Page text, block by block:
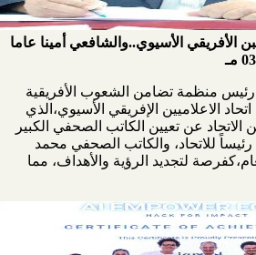
الأفريقي الأسيوي..والشافعي أمينا عاما
مـ
رئيس منظمة تضامن الشعوب الأفريقية
الاعلاميين الإفريقي الأسيوي،الذي
. وأعلن الاتحاد عن تعيين الكاتب الصحفي الكبير
رئيساً للاتحاد، والكاتب الصحفي محمد
لتجديد الرؤية والأهداف، مما